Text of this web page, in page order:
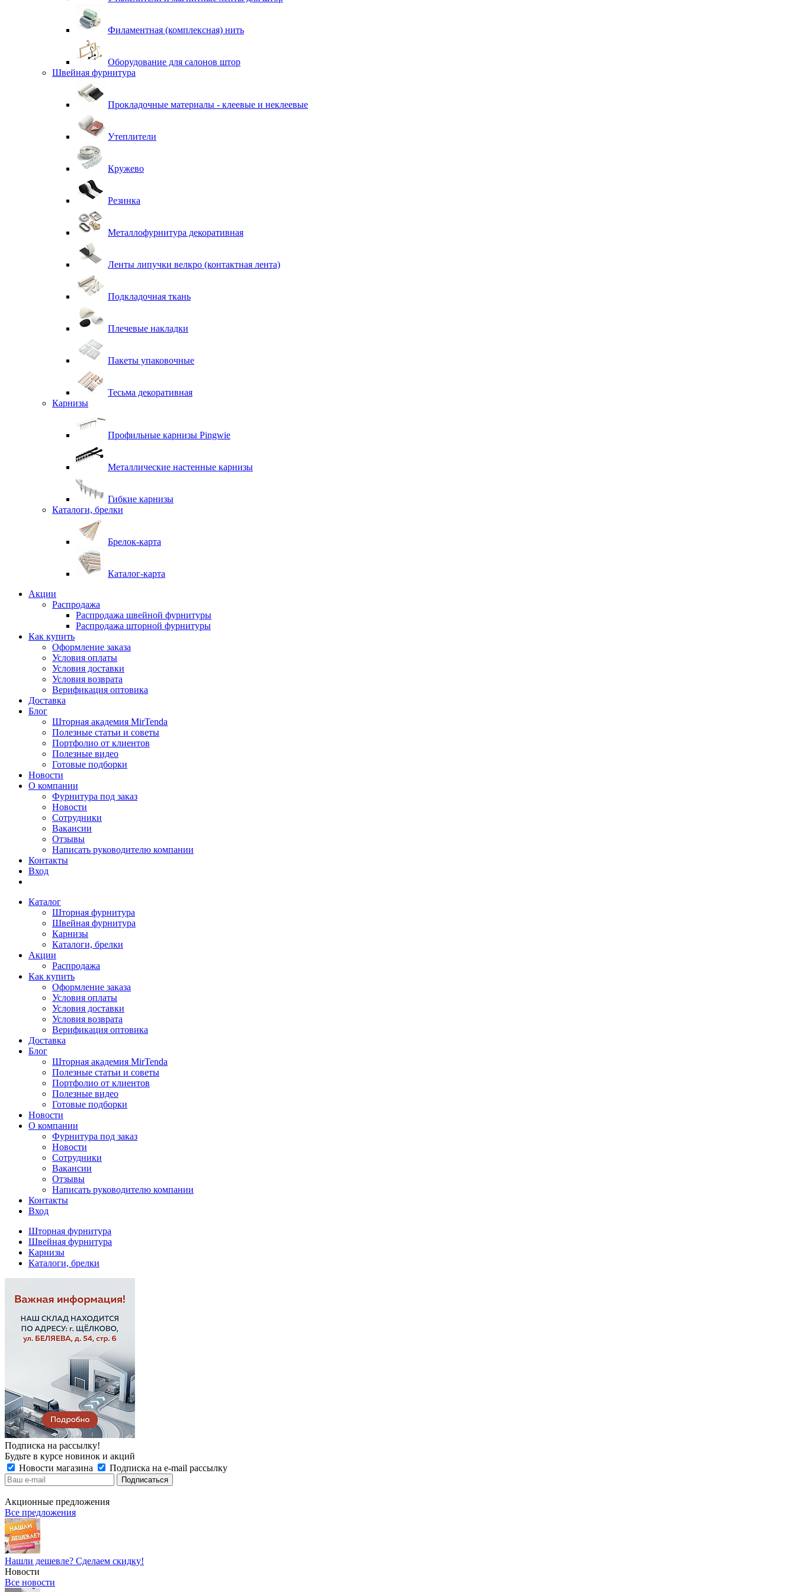
Филаментная (комплексная) нить
Оборудование для салонов штор
Швейная фурнитура
Прокладочные материалы - клеевые и неклеевые
Утеплители
Кружево
Резинка
Металлофурнитура декоративная
Ленты липучки велкро (контактная лента)
Подкладочная ткань
Плечевые накладки
Пакеты упаковочные
Тесьма декоративная
Карнизы
Профильные карнизы Pingwie
Металлические настенные карнизы
Гибкие карнизы
Каталоги, брелки
Брелок-карта
Каталог-карта
Акции
Распродажа
Распродажа швейной фурнитуры
Распродажа шторной фурнитуры
Как купить
Оформление заказа
Условия оплаты
Условия доставки
Условия возврата
Верификация оптовика
Доставка
Блог
Шторная академия MirTenda
Полезные статьи и советы
Портфолио от клиентов
Полезные видео
Готовые подборки
Новости
О компании
Фурнитура под заказ
Новости
Сотрудники
Вакансии
Отзывы
Написать руководителю компании
Контакты
Вход
Каталог
Шторная фурнитура
Швейная фурнитура
Карнизы
Каталоги, брелки
Акции
Распродажа
Как купить
Оформление заказа
Условия оплаты
Условия доставки
Условия возврата
Верификация оптовика
Доставка
Блог
Шторная академия MirTenda
Полезные статьи и советы
Портфолио от клиентов
Полезные видео
Готовые подборки
Новости
О компании
Фурнитура под заказ
Новости
Сотрудники
Вакансии
Отзывы
Написать руководителю компании
Контакты
Вход
Шторная фурнитура
Швейная фурнитура
Карнизы
Каталоги, брелки
Подписка на рассылку!
Будьте в курсе новинок и акций
Новости магазина
Подписка на e-mail рассылку
Акционные предложения
Все предложения
Нашли дешевле? Сделаем скидку!
Новости
Все новости